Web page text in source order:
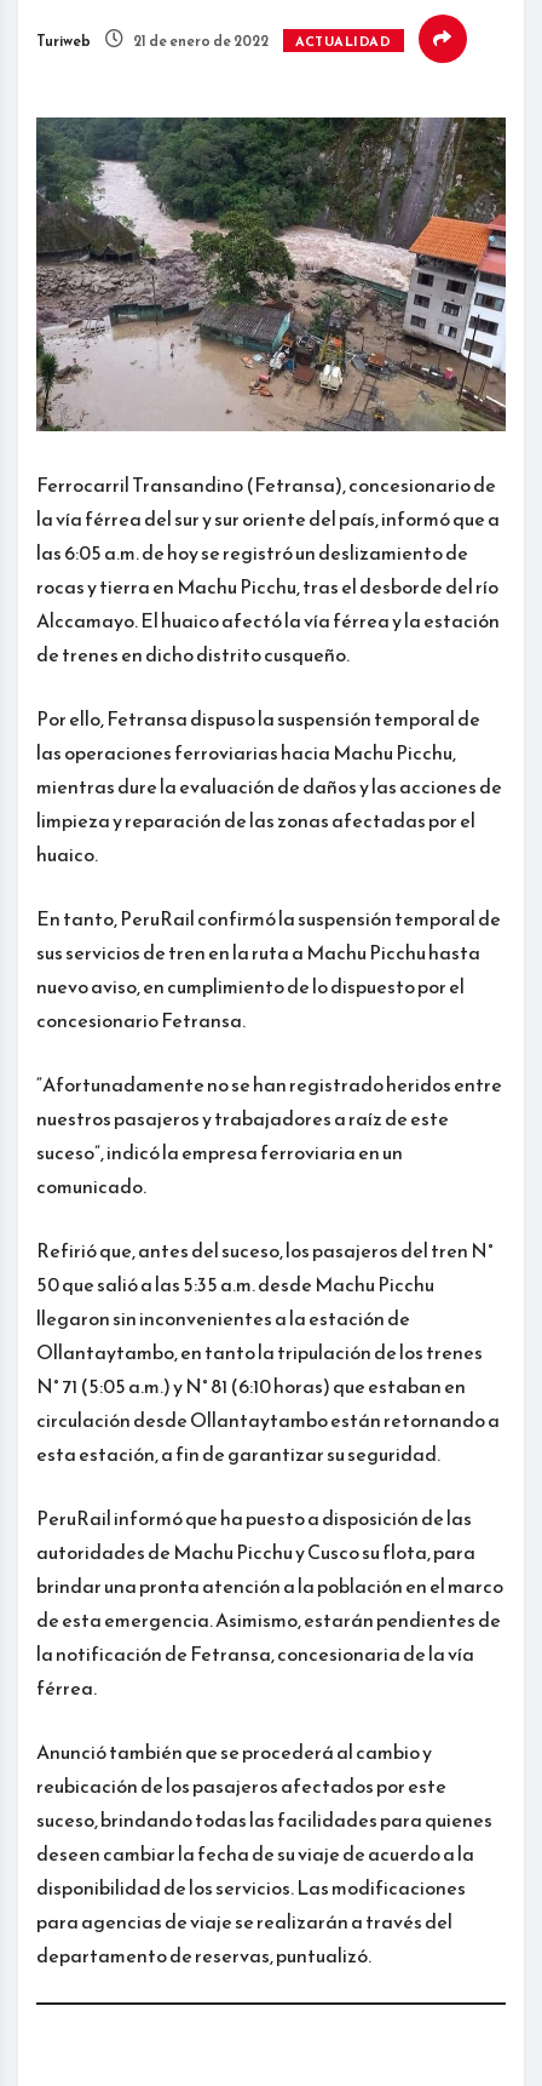
Turiweb 21 de enero de 2022 ACTUALIDAD
Ferrocarril Transandino (Fetransa), concesionario de
la vía férrea del sur y sur oriente del país, informó que a
las 6:05 a.m. de hoy se registró un deslizamiento de
rocas y tierra en Machu Picchu, tras el desborde del río
Alccamayo. El huaico afectó la vía férrea y la estación
de trenes en dicho distrito cusqueño.
Por ello, Fetransa dispuso la suspensión temporal de
las operaciones ferroviarias hacia Machu Picchu,
mientras dure la evaluación de daños y las acciones de
limpieza y reparación de las zonas afectadas por el
huaico.
En tanto, PeruRail confirmó la suspensión temporal de
sus servicios de tren en la ruta a Machu Picchu hasta
nuevo aviso, en cumplimiento de lo dispuesto por el
concesionario Fetransa.
“Afortunadamente no se han registrado heridos entre
nuestros pasajeros y trabajadores a raíz de este
suceso”, indicó la empresa ferroviaria en un
comunicado.
Refirió que, antes del suceso, los pasajeros del tren N°
50 que salió a las 5:35 a.m. desde Machu Picchu
llegaron sin inconvenientes a la estación de
Ollantaytambo, en tanto la tripulación de los trenes
N° 71 (5:05 a.m.) y N° 81 (6:10 horas) que estaban en
circulación desde Ollantaytambo están retornando a
esta estación, a fin de garantizar su seguridad.
PeruRail informó que ha puesto a disposición de las
autoridades de Machu Picchu y Cusco su flota, para
brindar una pronta atención a la población en el marco
de esta emergencia. Asimismo, estarán pendientes de
la notificación de Fetransa, concesionaria de la vía
férrea.
Anunció también que se procederá al cambio y
reubicación de los pasajeros afectados por este
suceso, brindando todas las facilidades para quienes
deseen cambiar la fecha de su viaje de acuerdo a la
disponibilidad de los servicios. Las modificaciones
para agencias de viaje se realizarán a través del
departamento de reservas, puntualizó.